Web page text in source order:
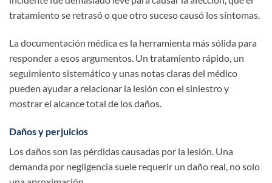
tratamiento se retrasó o que otro suceso causó los síntomas.
La documentación médica es la herramienta más sólida para
responder a esos argumentos. Un tratamiento rápido, un
seguimiento sistemático y unas notas claras del médico
pueden ayudar a relacionar la lesión con el siniestro y
mostrar el alcance total de los daños.
Daños y perjuicios
Los daños son las pérdidas causadas por la lesión. Una
demanda por negligencia suele requerir un daño real, no solo